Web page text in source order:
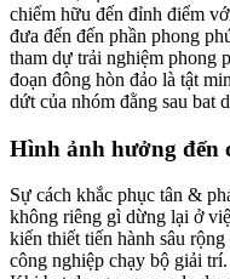
chiếm hữu đến đỉnh điểm
đưa đến đến phần phong
tham dự trải nghiệm phong
đoạn đông hòn đảo là tật
dứt của nhóm đằng sau bat
Hình ảnh hưởng đến
Sự cách khắc phục tân &
không riêng gì dừng lại ở
kiến thiết tiến hành sâu
công nghiệp chạy bộ giải trí.